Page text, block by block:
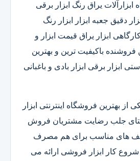
یراق رنگ ابزار برقی
دقیق​ جعبه ابزار ابزار رنگ
کارگاهی ابزار یراق قیمت ابزار و
باکیفیت ترین و بهترین
ابزار برقی ابزار بادی و باغبانی
از بهترین فروشگاه اینترنتی ابزار
جلب رضایت مشتریان فروش
های مناسب برای هم مصرف
کار ابزار فروشی ارائه می